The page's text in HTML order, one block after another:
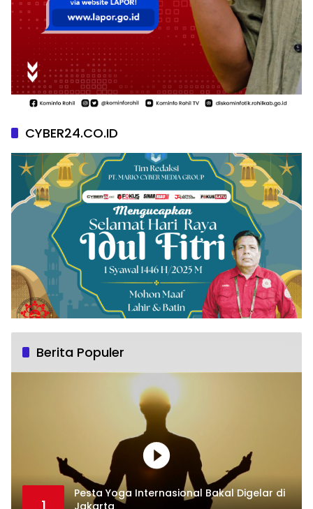
CYBER24.CO.ID
Berita Populer
Pesta Yoga Internasional Bakal Digelar di
Jakarta